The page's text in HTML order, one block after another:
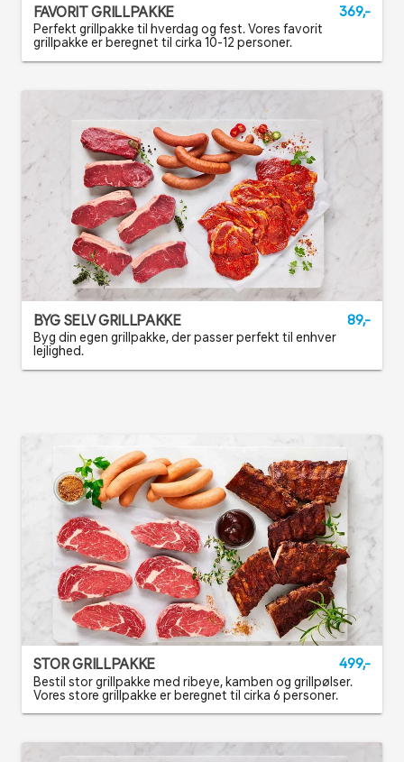
FAVORIT GRILLPAKKE 369,-
Perfekt grillpakke til hverdag og fest. Vores favorit
grillpakke er beregnet til cirka 10-12 personer.
BYG SELV GRILLPAKKE 89,-
Byg din egen grillpakke, der passer perfekt til enhver
lejlighed.
STOR GRILLPAKKE 499,-
Bestil stor grillpakke med ribeye, kamben og grillpølser.
Vores store grillpakke er beregnet til cirka 6 personer.